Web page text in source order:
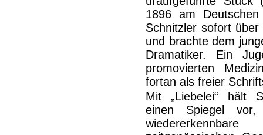
1896 am
Schnitzler sofort
und brachte dem
Dramatiker. Ein
promovierten
fortan als freier
Mit „Liebelei“ hält
einen Spiegel